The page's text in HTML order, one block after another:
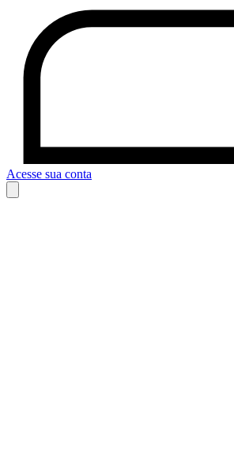
Acesse sua conta